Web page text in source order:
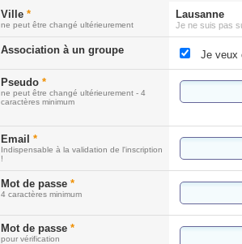
Ville *
ne peut être changé ultérieurement
Lausanne
Je ne suis pas
Association à un groupe Je veux
Pseudo *
ne peut être changé ultérieurement - 4
caractères minimum
Email *
Indispensable à la validation de l'inscription
!
Mot de passe *
4 caractères minimum
Mot de passe *
pour vérification